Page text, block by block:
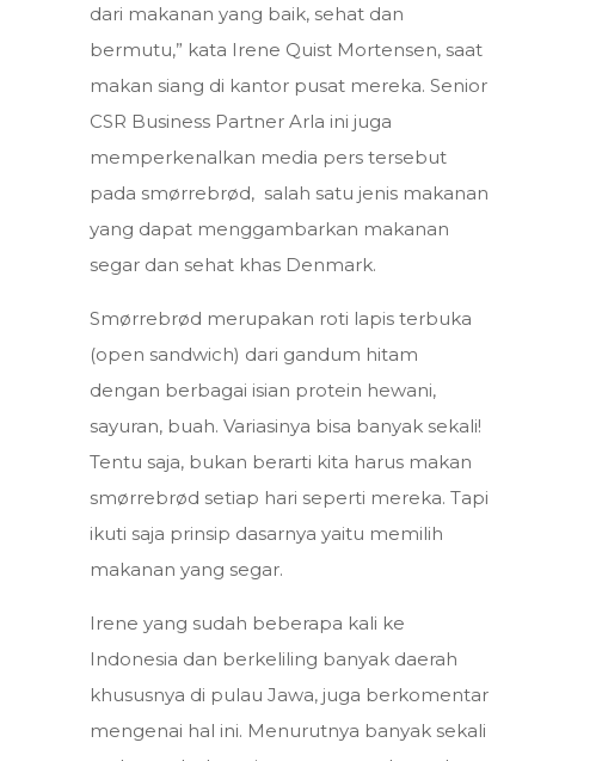
dari makanan yang baik, sehat dan
bermutu,” kata Irene Quist Mortensen, saat
makan siang di kantor pusat mereka. Senior
CSR Business Partner Arla ini juga
memperkenalkan media pers tersebut
pada smørrebrød, salah satu jenis makanan
yang dapat menggambarkan makanan
segar dan sehat khas Denmark.
Smørrebrød merupakan roti lapis terbuka
(open sandwich) dari gandum hitam
dengan berbagai isian protein hewani,
sayuran, buah. Variasinya bisa banyak sekali!
Tentu saja, bukan berarti kita harus makan
smørrebrød setiap hari seperti mereka. Tapi
ikuti saja prinsip dasarnya yaitu memilih
makanan yang segar.
Irene yang sudah beberapa kali ke
Indonesia dan berkeliling banyak daerah
khususnya di pulau Jawa, juga berkomentar
mengenai hal ini. Menurutnya banyak sekali